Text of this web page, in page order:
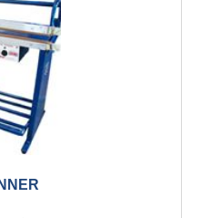
para sua atuação,
nos tipos: Ilhas,